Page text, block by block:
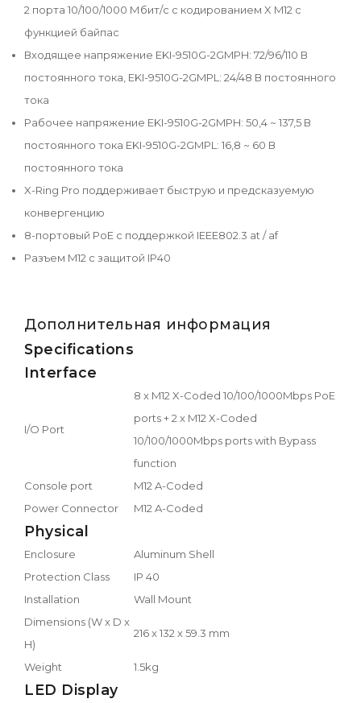
2 порта 10/100/1000 Мбит/с с кодированием X M12 с
функцией байпас
Входящее напряжение EKI-9510G-2GMPH: 72/96/110 В
постоянного тока, EKI-9510G-2GMPL: 24/48 В постоянного
тока
Рабочее напряжение EKI-9510G-2GMPH: 50,4 ~ 137,5 В
постоянного тока EKI-9510G-2GMPL: 16,8 ~ 60 В
постоянного тока
X-Ring Pro поддерживает быструю и предсказуемую
конвергенцию
8-портовый PoE с поддержкой IEEE802.3 at / af
Разъем M12 с защитой IP40
Дополнительная информация
Specifications
Interface
I/O Port
8 x M12 X-Coded 10/100/1000Mbps PoE
ports + 2 x M12 X-Coded
10/100/1000Mbps ports with Bypass
function
Console port
M12 A-Coded
Power Connector
M12 A-Coded
Physical
Enclosure
Aluminum Shell
Protection Class
IP 40
Installation
Wall Mount
Dimensions (W x D x
H)
216 x 132 x 59.3 mm
Weight 1.5kg
LED Display